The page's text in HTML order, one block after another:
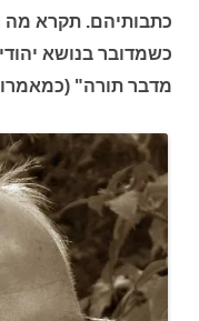
כתבותיהם. תקרא מה
כשמדובר בנושא
מדבר תורה"